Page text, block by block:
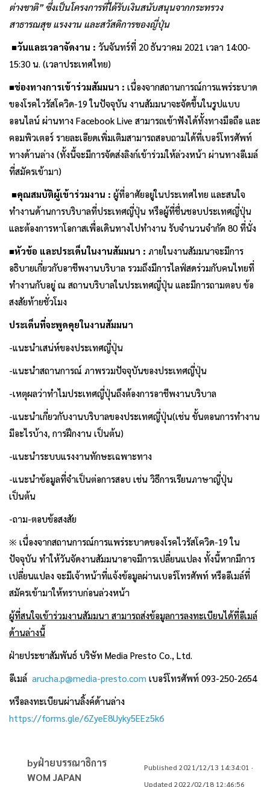
ต่างชาติ” ซึ่งเป็นโครงการที่ได้รับเงินสนับสนุนจากกระทรวง
สาธารณสุข แรงงาน และสวัสดิการของญี่ปุ่น
■วันและเวลาจัดงาน : วันจันทร์ที่ 20 ธันวาคม 2021 เวลา 14:00-
15:30 น. (เวลาประเทศไทย)
■ช่องทางการเข้าร่วมสัมมนา : เนื่องจากสถานการณ์การแพร่ระบาด
ของโรคไวรัสโควิด-19 ในปัจจุบัน งานสัมมนาจะจัดขึ้นในรูปแบบ
ออนไลน์ ผ่านทาง Facebook Live สามารถเข้าฟังได้ทั้งทางมือถือ และ
คอมพิวเตอร์ รายละเอียดเพิ่มเติมสามารถสอบถามได้ที่เบอร์โทรศัพท์
ทางด้านล่าง (ทั้งนี้จะมีการจัดส่งลิงก์เข้าร่วมให้ล่วงหน้า ผ่านทางอีเมล์
ที่สมัครเข้ามา)
■คุณสมบัติผู้เข้าร่วมงาน : ผู้ที่อาศัยอยู่ในประเทศไทย และสนใจ
ทำงานด้านการบริบาลที่ประเทศญี่ปุ่น หรือผู้ที่ชื่นชอบประเทศญี่ปุ่น
และต้องการหาโอกาสเพื่อเดินทางไปทำงาน รับจำนวนจำกัด 80 ที่นั่ง
■หัวข้อ และประเด็นในงานสัมมนา : ภายในงานสัมมนาจะมีการ
อธิบายเกี่ยวกับอาชีพงานบริบาล รวมถึงมีการไลฟ์สดร่วมกับคนไทยที่
ทำงานกับอยู่ ณ สถานบริบาลในประเทศญี่ปุ่น และมีการถามตอบ ข้อ
สงสัยท้ายชั่วโมง
ประเด็นที่จะพูดคุยในงานสัมมนา
-แนะนำเสน่ห์ของประเทศญี่ปุ่น
-แนะนำสถานการณ์ ภาพรวมปัจจุบันของประเทศญี่ปุ่น
-เหตุผลว่าทำไมประเทศญี่ปุ่นถึงต้องการอาชีพงานบริบาล
-แนะนำเกี่ยวกับงานบริบาลของประเทศญี่ปุ่น(เช่น ขั้นตอนการทำงาน
มีอะไรบ้าง, การฝึกงาน เป็นต้น)
-แนะนำระบบแรงงานทักษะเฉพาะทาง
-แนะนำข้อมูลที่จำเป็นต่อการสอบ เช่น วิธีการเรียนภาษาญี่ปุ่น
เป็นต้น
-ถาม-ตอบข้อสงสัย
※ เนื่องจากสถานการณ์การแพร่ระบาดของโรคไวรัสโควิด-19 ใน
ปัจจุบัน ทำให้วันจัดงานสัมมนาอาจมีการเปลี่ยนแปลง ทั้งนี้หากมีการ
เปลี่ยนแปลง จะมีเจ้าหน้าที่แจ้งข้อมูลผ่านเบอร์โทรศัพท์ หรืออีเมล์ที่
สมัครเข้ามาให้ทราบก่อนล่วงหน้า
ผู้ที่สนใจเข้าร่วมงานสัมมนา สามารถส่งข้อมูลการลงทะเบียนได้ที่อีเมล์
ด้านล่างนี้
ฝ่ายประชาสัมพันธ์ บริษัท Media Presto Co., Ltd.
อีเมล์ arucha.p@media-presto.com เบอร์โทรศัพท์ 093-250-2654
หรือลงทะเบียนผ่านลิ้งค์ด้านล่าง
https://forms.gle/6ZyeE8Uyky5EEz5k6
byฝ่ายบรรณาธิการ
WOM JAPAN
Published2021/12/13 14:34:01 ·
Updated2022/02/18 12:46:56